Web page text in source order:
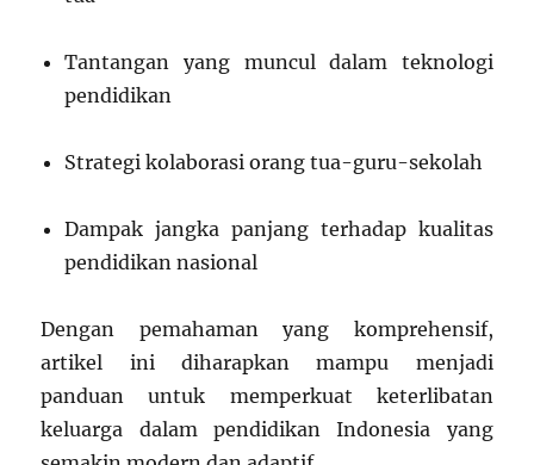
Tantangan yang muncul dalam teknologi
pendidikan
Strategi kolaborasi orang tua-guru-sekolah
Dampak jangka panjang terhadap kualitas
pendidikan nasional
Dengan pemahaman yang komprehensif,
artikel ini diharapkan mampu menjadi
panduan untuk memperkuat keterlibatan
keluarga dalam pendidikan Indonesia yang